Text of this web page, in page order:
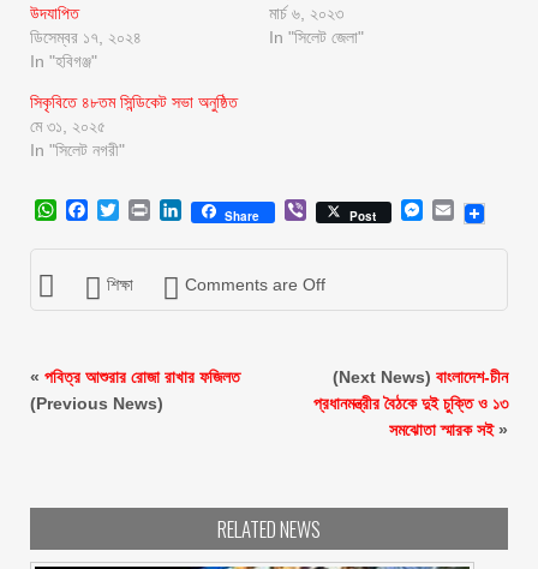
উদযাপিত
ডিসেম্বর ১৭, ২০২৪
In "হবিগঞ্জ"
মার্চ ৬, ২০২৩
In "সিলেট জেলা"
সিকৃবিতে ৪৮তম সিন্ডিকেট সভা অনুষ্ঠিত
মে ৩১, ২০২৫
In "সিলেট নগরী"
WhatsApp
Facebook
Twitter
Print LinkedIn
Share ViberPost Messenger
Email
শিক্ষা Comments are Off
« পবিত্র আশুরার রোজা রাখার ফজিলত
(Previous News)
(Next News) বাংলাদেশ-চীন
প্রধানমন্ত্রীর বৈঠকে দুই চুক্তি ও ১৩
সমঝোতা স্মারক সই»
RELATED NEWS